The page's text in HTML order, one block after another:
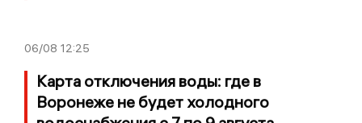
06/08 12:25
Карта отключения воды: где в
Воронеже не будет холодного